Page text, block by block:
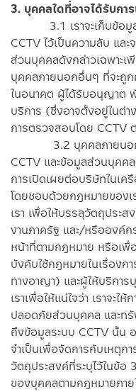
3. บุคคลใดที่อาจได้รับก
3.1 เราจะเก็บข้อ
CCTV ไว้เป็นความลับ แล
ส่วนบุคคลดังกล่าวเฉพาะเ
บุคคลภายนอกอื่นๆ ที่จะถูก
ในอนาคต ผู้ได้รับอนุญาต
บริการ (ซึ่งอาจตั้งอยู่ในต่
การตรวจสอบโดย CCTV
3.2 บุคคลภายนอกซึ่ง
CCTV และข้อมูลส่วนบุคค
การเปิดเผยต่อบริษัทในเค
โดยชอบด้วยกฎหมายของเ
เรา เพื่อให้บรรลุวัตถุประ
งานภาครัฐ และ/หรือองค์
หน้าที่ตามกฎหมาย หรือเ
บังคับใช้กฎหมายในเรื่อง
ทางอาญา) และผู้ให้บริกา
เราเพื่อให้แน่ใจว่า เราจะ
ปลอดภัยส่วนบุคคล และทรั
ถึงข้อมูลระบบ CCTV นั้น อ
จำเป็นเพื่อจัดการกับเหตุก
วัตถุประสงค์ที่ระบุไว้ในข้
ของบุคคลตามกฎหมายภา